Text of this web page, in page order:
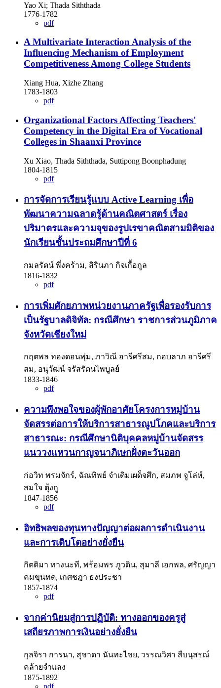
Yao Xi; Thada Siththada
1776-1782
pdf
A Multivariate Interaction Analysis of the
Influencing Mechanism of Employment
Competitiveness Among College Students
Xiang Hua, Xizhe Zhang
1783-1803
pdf
Organizational Factors Affecting Teachers'
Competency in the Digital Era of Vocational
Colleges in Shaanxi Province
Xu Xiao, Thada Siththada, Suttipong Boonphadung
1804-1815
pdf
การจัดการเรียนรู้แบบ Active Learning เพื่อ
พัฒนาความฉลาดรู้ด้านคณิตศาสตร์ เรื่อง
ปริมาตรและความจุของรูปเรขาคณิตสามมิติของ
นักเรียนชั้นประถมศึกษาปีที่ 6
กมลรัตน์ พึ่งคร้าม, สิรินภา กิจเกื้อกูล
1816-1832
pdf
การเพิ่มศักยภาพหน่วยงานภาครัฐเพื่อรองรับการ
เป็นรัฐบาลดิจิทัล: กรณีศึกษา ราชการส่วนภูมิภาค
จังหวัดเชียงใหม่
กฤตพล ทองดอนพุ่ม, ภาวิณี อารีศรีสม, กอบลาภ อารีศรี
สม, อนุวัฒน์ จรัสรัตนไพบูลย์
1833-1846
pdf
ความพึงพอใจของผู้พักอาศัยโครงการหมู่บ้าน
จัดสรรต่อการให้บริการสาธารณูปโภคและบริการ
สาธารณะ: กรณีศึกษานิติบุคคลหมู่บ้านจัดสรร
แนววงแหวนกาญจนาภิเษกฝั่งตะวันออก
ก่อวิท พรมจักร์, ฉัณทิพย์ จำเดิมเผด็จศึก, สมภพ จูโล่ห์,
สมใจ ตุ้งกู
1847-1856
pdf
อิทธิพลของทุนทางปัญญาต่อผลการดำเนินงาน
และการเติบโตอย่างยั่งยืน
กิตติมา ทางนะที, พร้อมพร ภูวดิน, สุมาลี เอกพล, ศรัญญา
คมขุนทด, เกศชฎา ธงประชา
1857-1874
pdf
จากค่านิยมสู่การปฏิบัติ: ทางออกของครูสู่
เสถียรภาพการเงินอย่างยั่งยืน
กุลจิรา การนา, สุชาดา นันทะไชย, วรรณวิศา สืบนุสรณ์
คล้ายจำแลง
1875-1892
pdf